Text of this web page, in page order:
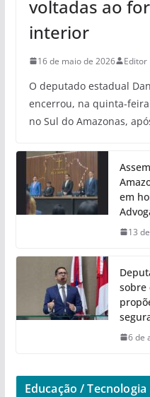
voltadas ao
interior
16 de maio de 2026 Editor
O deputado estadual
encerrou, na quinta-
no Sul do Amazonas,
em
13
sobre
6 de
Educação / Tecnologia